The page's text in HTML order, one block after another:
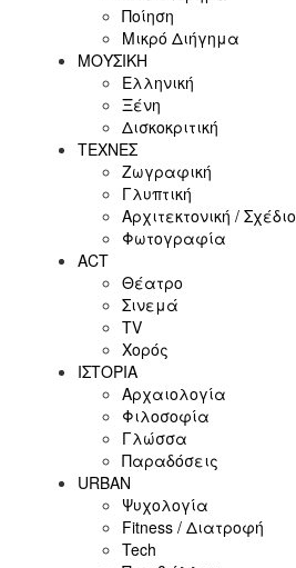
Ποίηση
Μικρό Διήγημα
ΜΟΥΣΙΚΗ
Ελληνική
Ξένη
Δισκοκριτική
ΤΕΧΝΕΣ
Ζωγραφική
Γλυπτική
Αρχιτεκτονική / Σχέδιο
Φωτογραφία
ACT
Θέατρο
Σινεμά
ΤV
Χορός
ΙΣΤΟΡΙΑ
Αρχαιολογία
Φιλοσοφία
Γλώσσα
Παραδόσεις
URBAN
Ψυχολογία
Fitness / Διατροφή
Tech